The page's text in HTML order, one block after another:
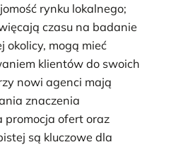
rynku lokalnego;
czasu na badanie
okolicy, mogą mieć
klientów do swoich
nowi agenci mają
znaczenia
promocja ofert oraz
są kluczowe dla